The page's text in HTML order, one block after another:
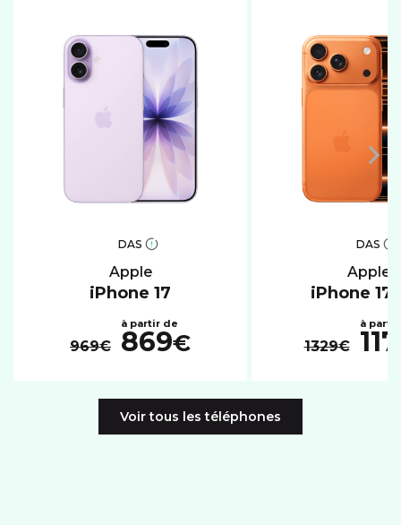
DAS
apple
iPhone 17
969€ 869€
DAS
apple
iPhone 17
1329€
Voir tous les téléphones